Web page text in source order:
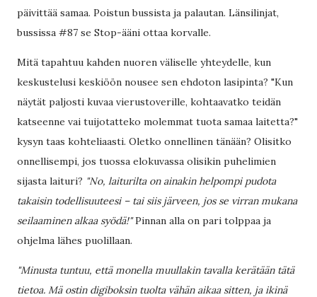
päivittää samaa. Poistun bussista ja palautan. Länsilinjat,
bussissa #87 se Stop-ääni ottaa korvalle.
Mitä tapahtuu kahden nuoren väliselle yhteydelle, kun
keskustelusi keskiöön nousee sen ehdoton lasipinta? "Kun
näytät paljosti kuvaa vierustoverille, kohtaavatko teidän
katseenne vai tuijotatteko molemmat tuota samaa laitetta?"
kysyn taas kohteliaasti. Oletko onnellinen tänään? Olisitko
onnellisempi, jos tuossa elokuvassa olisikin puhelimien
sijasta laituri? "No, laiturilta on ainakin helpompi pudota
takaisin todellisuuteesi – tai siis järveen, jos se virran mukana
seilaaminen alkaa syödä!"Pinnan alla on pari tolppaa ja
ohjelma lähes puolillaan.
"Minusta tuntuu, että monella muullakin tavalla kerätään tätä
tietoa. Mä ostin digiboksin tuolta vähän aikaa sitten, ja ikinä